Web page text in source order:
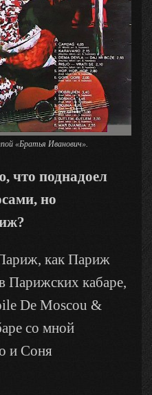
«Братья Иванович».
что поднадоел
но
как Париж
Парижских кабаре,
De Moscou &
со мной
и Соня